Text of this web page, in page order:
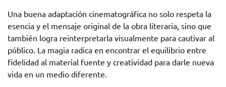
Una buena adaptación cinematográfica no solo respeta la
esencia y el mensaje original de la obra literaria, sino que
también logra reinterpretarla visualmente para cautivar al
público. La magia radica en encontrar el equilibrio entre
fidelidad al material fuente y creatividad para darle nueva
vida en un medio diferente.